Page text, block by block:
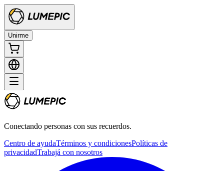
Unirme
Conectando personas con sus recuerdos.
Centro de ayudaTérminos y condicionesPolíticas de
privacidadTrabajá con nosotros